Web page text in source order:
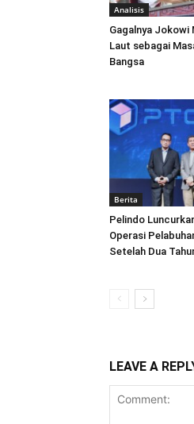
Analisis
Gagalnya Jokowi
Laut sebagai
Bangsa
Berita
Pelindo
Operasi
Setelah Dua
LEAVE A